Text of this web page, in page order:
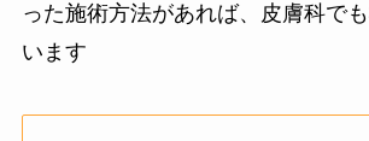
った施術方法があれば、皮膚科で
います